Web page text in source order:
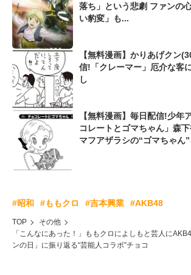
落ち」という悲劇 ファンの
い豹変」も...
【無料漫画】かりあげクン
信!「クレーマー」厄介な客
し
【無料漫画】毎日配信!少年
コレートとゴマちゃん」森
マフアザラシの“ゴマちゃん
#昭和 #ももクロ #吉本興業 #AKB48
TOP
その他
「こんなにあった！」ももクロによしもと芸人に
ンの日」に振り返る“芸能人コラボ”チョコ